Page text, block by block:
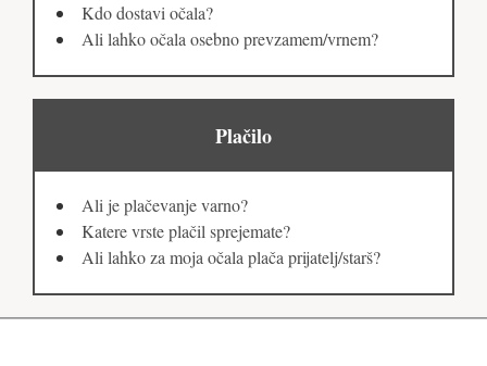
Kdo dostavi očala?
Ali lahko očala osebno prevzamem/vrnem?
Plačilo
Ali je plačevanje varno?
Katere vrste plačil sprejemate?
Ali lahko za moja očala plača prijatelj/starš?